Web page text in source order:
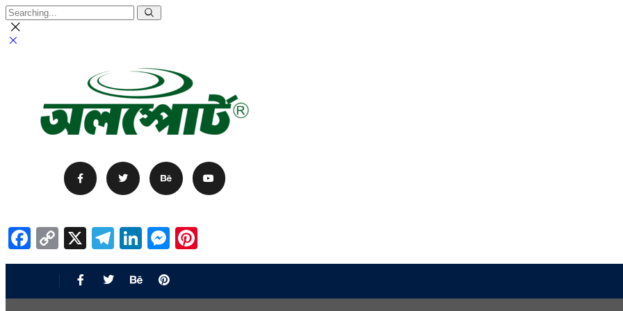
Facebook
Copy
Link
X Telegram
LinkedIn
Messenger